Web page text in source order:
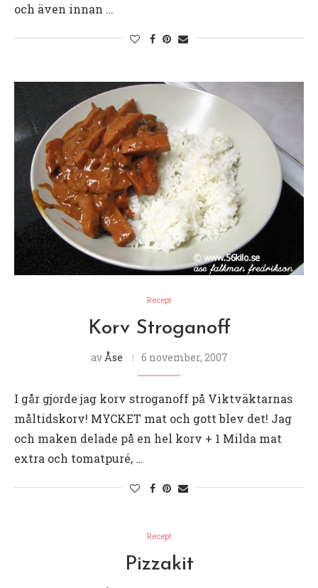
och även innan …
Recept
Korv Stroganoff
av Åse 6 november, 2007
I går gjorde jag korv stroganoff på Viktväktarnas
måltidskorv! MYCKET mat och gott blev det! Jag
och maken delade på en hel korv + 1 Milda mat
extra och tomatpuré, …
Recept
Pizzakit